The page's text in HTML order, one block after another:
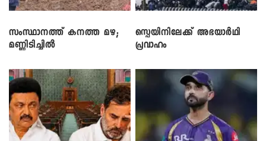
സംസ്ഥാനത്ത് കനത്ത മഴ;
മണ്ണിടിച്ചിൽ
സ്പെയിനിലേക്ക് അഭയാർഥി
പ്രവാഹം